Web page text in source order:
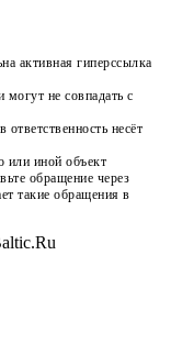
активная гиперссылка
не совпадать с
несёт
или иной объект
обращение через
такие обращения в